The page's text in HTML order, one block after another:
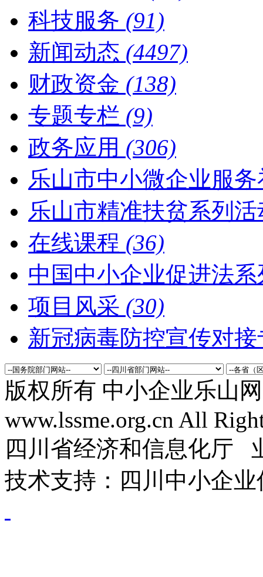
科技服务 (91)
新闻动态 (4497)
财政资金 (138)
专题专栏 (9)
政务应用 (306)
乐山市中小微企业服
乐山市精准扶贫系列
在线课程 (36)
中国中小企业促进法
项目风采 (30)
新冠病毒防控宣传对
版权所有 中小企业乐山
www.lssme.org.cn All
四川省经济和信息化厅
技术支持：四川中小企